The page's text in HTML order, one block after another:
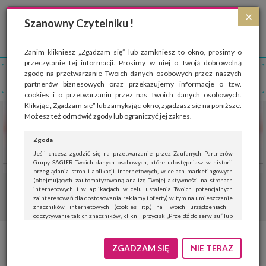
×
Szanowny Czytelniku !
Zanim klikniesz „Zgadzam się” lub zamkniesz to okno, prosimy o
przeczytanie tej informacji. Prosimy w niej o Twoją dobrowolną
zgodę na przetwarzanie Twoich danych osobowych przez naszych
partnerów biznesowych oraz przekazujemy informacje o tzw.
cookies i o przetwarzaniu przez nas Twoich danych osobowych.
Klikając „Zgadzam się” lub zamykając okno, zgadzasz się na poniższe.
Możesz też odmówić zgody lub ograniczyć jej zakres.
Zgoda
Jeśli chcesz zgodzić się na przetwarzanie przez Zaufanych Partnerów
Grupy SAGIER Twoich danych osobowych, które udostępniasz w historii
przeglądania stron i aplikacji internetowych, w celach marketingowych
(obejmujących zautomatyzowaną analizę Twojej aktywności na stronach
internetowych i w aplikacjach w celu ustalenia Twoich potencjalnych
zainteresowań dla dostosowania reklamy i oferty) w tym na umieszczanie
znaczników internetowych (cookies itp.) na Twoich urządzeniach i
odczytywanie takich znaczników, kliknij przycisk „Przejdź do serwisu” lub
Jeśli nie chcesz wyrazić zgody, kliknij „Nie teraz”.
Wyrażenie zgody jest dobrowolne. Możesz edytować zakres zgody, w tym
ZGADZAM SIĘ NIE TERAZ
Strona wykorzystuje pliki cookies, które służą głównie do celów statystycznych.
Wyrażając zgodę na używanie 'cookies', zezwalasz na zapisanie ich w pamięci
przeglądarki. Przejdź do
polityki cookies